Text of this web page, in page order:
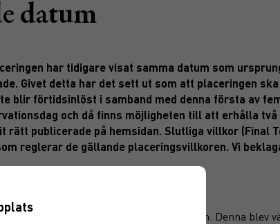
datum
har tidigare visat samma datum som
Givet detta har det sett ut som att placeringen
blir förtidsinlöst i samband med denna första av
och då finns möjligheten till att erhålla två
publicerade på hemsidan. Slutliga villkor (Final
reglerar de gällande placeringsvillkoren. Vi
Low Trigger 4149 i vår publika emission. Denna blev